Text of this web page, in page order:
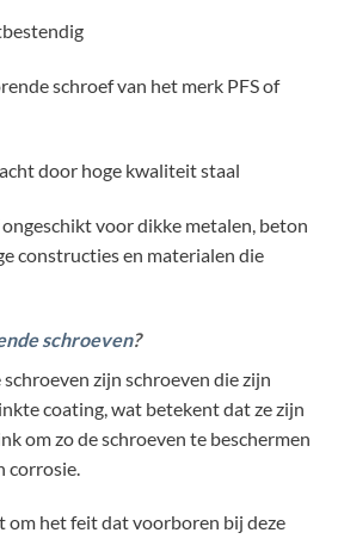
schroef van het merk PFS of
door hoge kwaliteit staal
voor dikke metalen, beton
constructies en materialen die
schroeven?
zijn schroeven die zijn
coating, wat betekent dat ze zijn
om zo de schroeven te beschermen
corrosie.
om het feit dat voorboren bij deze